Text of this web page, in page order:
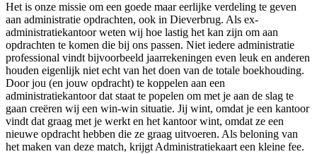
Het is onze missie om een goede maar eerlijke verdeling te geven
aan administratie opdrachten, ook in Dieverbrug. Als ex-
administratiekantoor weten wij hoe lastig het kan zijn om aan
opdrachten te komen die bij ons passen. Niet iedere administratie
professional vindt bijvoorbeeld jaarrekeningen even leuk en anderen
houden eigenlijk niet echt van het doen van de totale boekhouding.
Door jou (en jouw opdracht) te koppelen aan een
administratiekantoor dat staat te popelen om met je aan de slag te
gaan creëren wij een win-win situatie. Jij wint, omdat je een kantoor
vindt dat graag met je werkt en het kantoor wint, omdat ze een
nieuwe opdracht hebben die ze graag uitvoeren. Als beloning van
het maken van deze match, krijgt Administratiekaart een kleine fee.